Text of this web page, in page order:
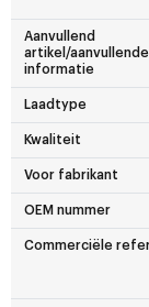
Aanvullend
artikel/aanvullende
informatie
Laadtype
Kwaliteit
Voor fabrikant
OEM nummer
Commerciële